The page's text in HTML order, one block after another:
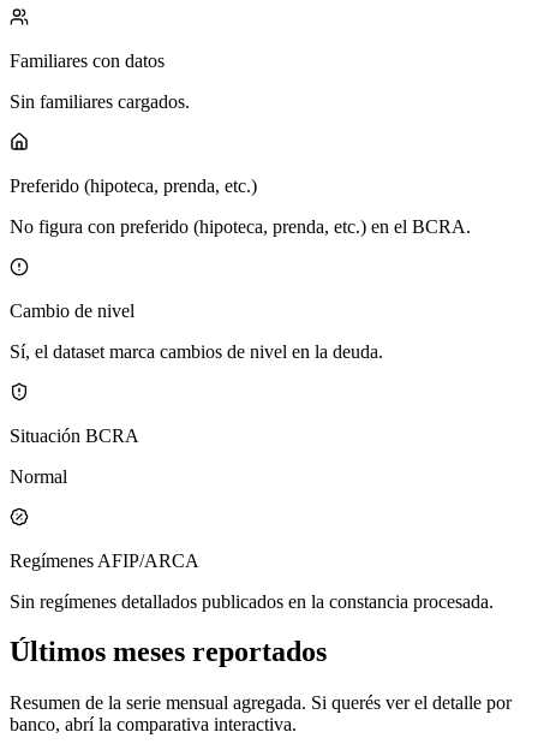
Familiares con datos
Sin familiares cargados.
Preferido (hipoteca, prenda, etc.)
No figura con preferido (hipoteca, prenda, etc.) en el BCRA.
Cambio de nivel
Sí, el dataset marca cambios de nivel en la deuda.
Situación BCRA
Normal
Regímenes AFIP/ARCA
Sin regímenes detallados publicados en la constancia procesada.
Últimos meses reportados
Resumen de la serie mensual agregada. Si querés ver el detalle por
banco, abrí la comparativa interactiva.